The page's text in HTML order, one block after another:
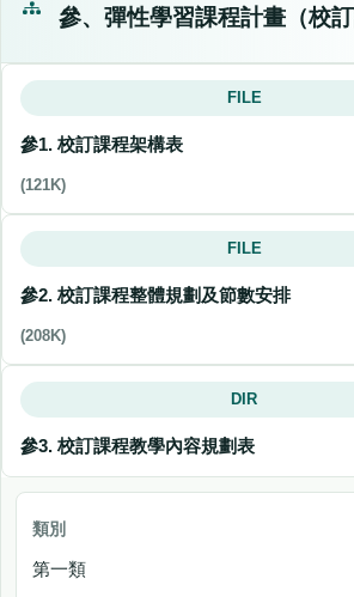
參、彈性學習課程計畫（校訂
FILE
參1. 校訂課程架構表
(121K)
FILE
參2. 校訂課程整體規劃及節數安排
(208K)
DIR
參3. 校訂課程教學內容規劃表
類別
年
第一類